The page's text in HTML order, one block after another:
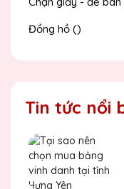
Đồng hồ ()
Tin tức nổi